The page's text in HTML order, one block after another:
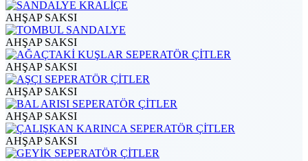
AHŞAP SAKSI
AHŞAP SAKSI
AHŞAP SAKSI
AHŞAP SAKSI
AHŞAP SAKSI
AHŞAP SAKSI